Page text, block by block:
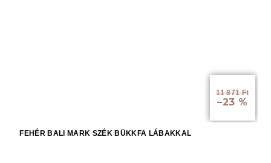
11 871 Ft
–23 %
FEHÉR BALI MARK SZÉK BÜKKFA LÁBAKKAL